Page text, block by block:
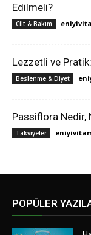
Edilmeli?
Cilt & Bakım
Lezzetli ve
Beslenme & Diyet
Passiflora Nedir,
Takviyeler
POPÜLER